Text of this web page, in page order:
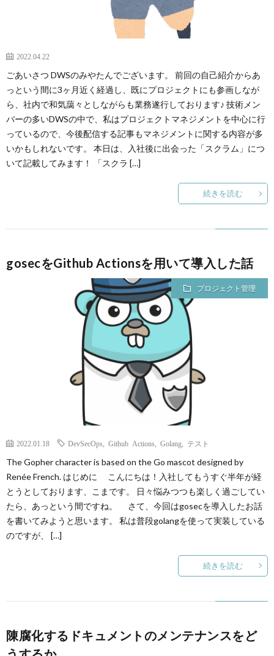
2022.04.22
ごあいさつ DWSのみやたんでございます。 前回の自己紹介からあ
っという間に3ヶ月近く経過し、既にプロジェクトにも参画しなが
ら、社内で和気藹々としながらも業務遂行しております♪ 技術メン
バーの多いDWSの中で、私はプロジェクトマネジメントを中心に行
っているので、今後配信する記事もマネジメントに関する内容が多
いかもしれないです。 本日は、入社後に出会った「スクラム」につ
いて記載してみます！ 「スクラ […]
続きを読む
gosecをGithub Actionsを用いて導入した話
プロジェクト管理
2022.01.18 DevSecOps Github Actions Golang テスト
The Gopher character is based on the Go mascot designed by
Renée French. はじめに こんにちは！入社してもうすぐ半年が経
とうとしております、こまです。 日々悩みつつも楽しく過ごしてい
たら、あっという間ですね。 さて、今回はgosecを導入したお話
を書いてみようと思います。 私は普段golangを使って実装している
のですが、 […]
続きを読む
陳腐化するドキュメントのメンテナンスをど